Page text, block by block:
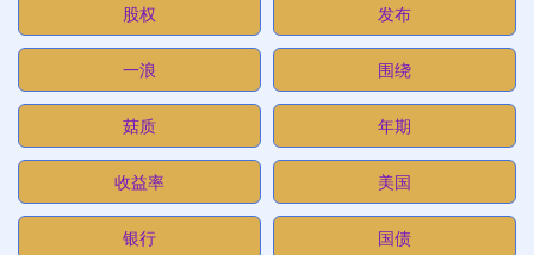
股权 发布
一浪 围绕
菇质 年期
收益率 美国
银行 国债